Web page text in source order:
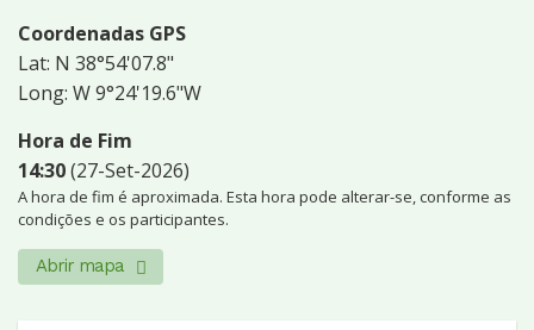
Coordenadas GPS
Lat: N 38°54'07.8"
Long: W 9°24'19.6"W
Hora de Fim
14:30(27-Set-2026)
A hora de fim é aproximada. Esta hora pode alterar-se, conforme as
condições e os participantes.
Abrir mapa